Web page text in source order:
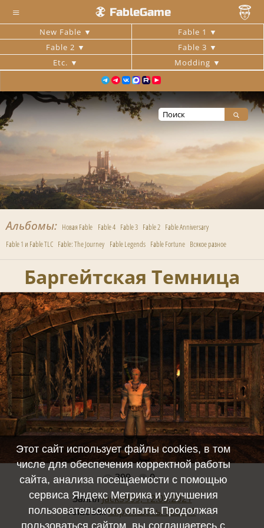
≡ FableGame
New Fable
Fable 1
Fable 2
Fable 3
Etc.
Modding
Альбомы Новая Fable Fable 4 Fable 3 Fable 2 Fable Anniversary
Fable 1 и Fable TLC Fable: The Journey Fable Legends Fable Fortune Всякое разное
Баргейтская Темница
Полный размер -1501x973 / 1245.4Kb
399
0
ЗалилJackS909, 12.03.2021
Альбом:Скриншоты Fable 1
Этот сайт использует файлы cookies, в том
числе для обеспечения корректной работы
сайта, анализа посещаемости с помощью
сервиса Яндекс Метрика и улучшения
пользовательского опыта. Продолжая
пользоваться сайтом, вы соглашаетесь с